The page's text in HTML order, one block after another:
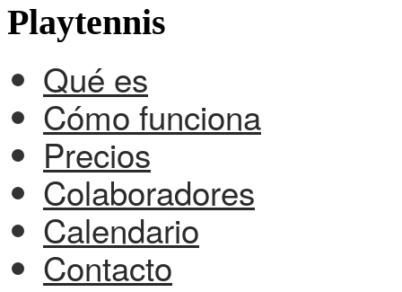
Playtennis
Qué es
Cómo funciona
Precios
Colaboradores
Calendario
Contacto